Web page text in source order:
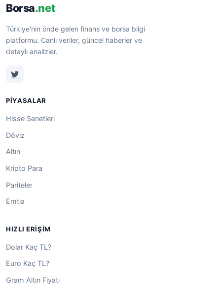
Borsa.net
Türkiye'nin önde gelen finans ve borsa bilgi
platformu. Canlı veriler, güncel haberler ve
detaylı analizler.
PIYASALAR
Hisse Senetleri
Döviz
Altın
Kripto Para
Pariteler
Emtia
HIZLI ERIŞIM
Dolar Kaç TL?
Euro Kaç TL?
Gram Altın Fiyatı